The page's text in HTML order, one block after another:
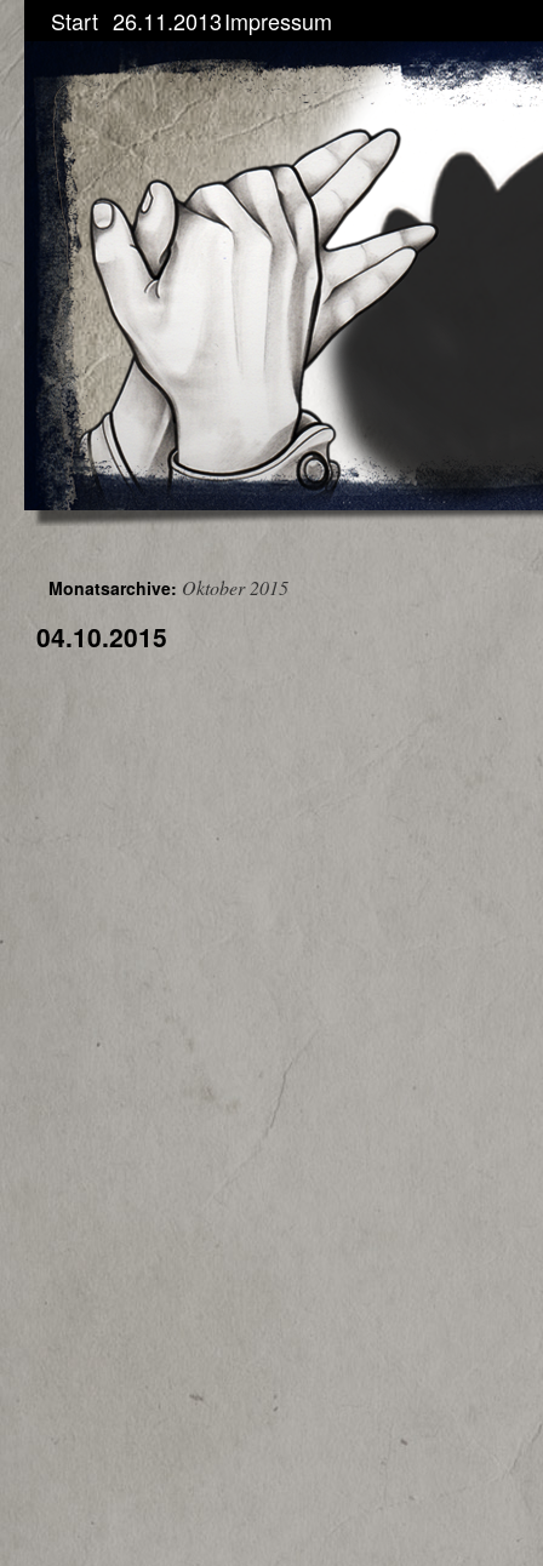
Start 26.11.2013Impressum
Monatsarchive: Oktober 2015
04.10.2015